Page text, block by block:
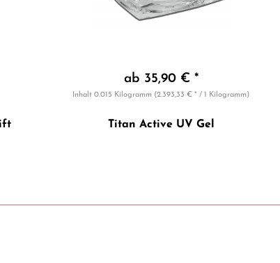
ab 35,90 € *
Inhalt 0.015 Kilogramm (2.393,33 € * / 1 Kilogramm)
Titan Active UV Gel